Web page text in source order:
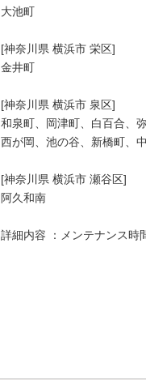
大池町
[神奈川県 横浜市 栄区]
金井町
[神奈川県 横浜市 泉区]
和泉町、岡津町、白百合、
西が岡、池の谷、新橋町、
[神奈川県 横浜市 瀬谷区]
阿久和南
詳細内容 ：メンテナンス時